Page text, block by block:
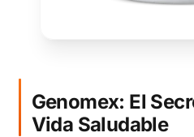
Genomex: El
Vida Saludable